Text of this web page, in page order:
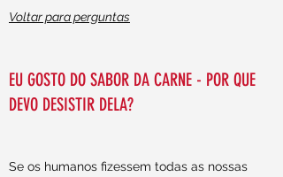
Voltar para perguntas
EU GOSTO DO SABOR DA CARNE - POR QUE
DEVO DESISTIR DELA?
Se os humanos fizessem todas as nossas